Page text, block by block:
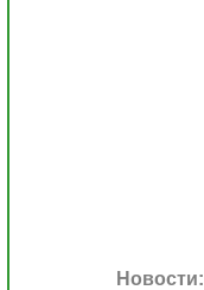
Новости: